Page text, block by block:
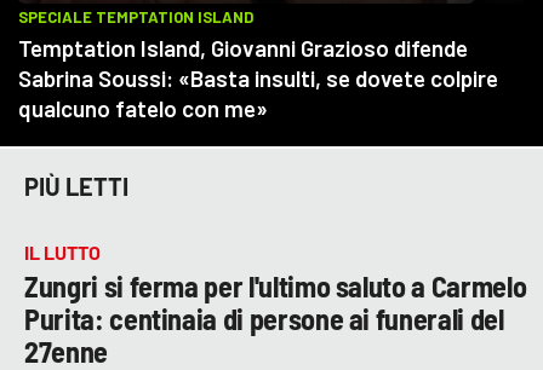
PIÙ LETTI
IL LUTTO
Zungri si ferma per l'ultimo saluto a Carmelo
Purita: centinaia di persone ai funerali del
27enne